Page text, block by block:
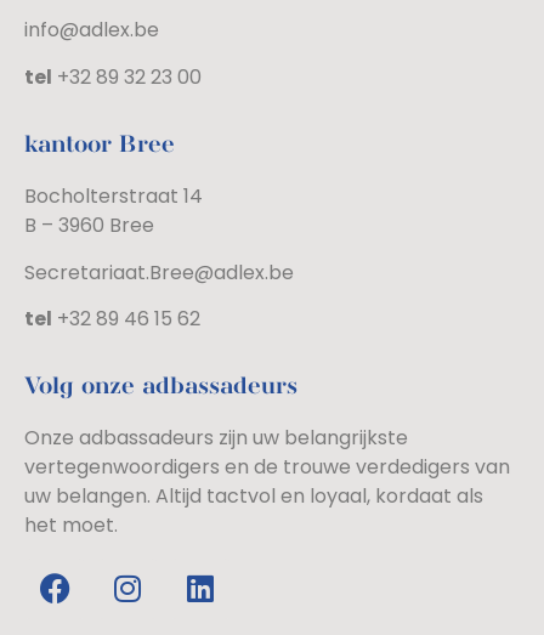
info@adlex.be
tel +32 89 32 23 00
kantoor Bree
Bocholterstraat 14
B – 3960 Bree
Secretariaat.Bree@adlex.be
tel +32 89 46 15 62
Volg onze adbassadeurs
Onze adbassadeurs zijn uw belangrijkste
vertegenwoordigers en de trouwe verdedigers van
uw belangen. Altijd tactvol en loyaal, kordaat als
het moet.